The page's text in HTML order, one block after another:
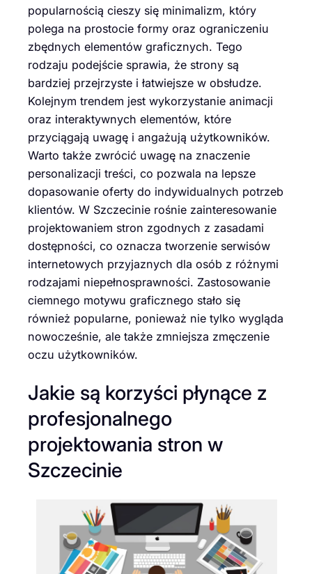
popularnością cieszy się minimalizm, który
polega na prostocie formy oraz ograniczeniu
zbędnych elementów graficznych. Tego
rodzaju podejście sprawia, że strony są
bardziej przejrzyste i łatwiejsze w obsłudze.
Kolejnym trendem jest wykorzystanie animacji
oraz interaktywnych elementów, które
przyciągają uwagę i angażują użytkowników.
Warto także zwrócić uwagę na znaczenie
personalizacji treści, co pozwala na lepsze
dopasowanie oferty do indywidualnych potrzeb
klientów. W Szczecinie rośnie zainteresowanie
projektowaniem stron zgodnych z zasadami
dostępności, co oznacza tworzenie serwisów
internetowych przyjaznych dla osób z różnymi
rodzajami niepełnosprawności. Zastosowanie
ciemnego motywu graficznego stało się
również popularne, ponieważ nie tylko wygląda
nowocześnie, ale także zmniejsza zmęczenie
oczu użytkowników.
Jakie są korzyści płynące z
profesjonalnego
projektowania stron w
Szczecinie